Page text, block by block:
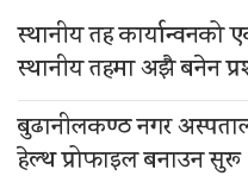
स्थानीय तह
स्थानीय तहमा अझै बनेन
बुढानीलकण्ठ नगर अस्पताल
हेल्थ प्रोफाइल बनाउन सुरू